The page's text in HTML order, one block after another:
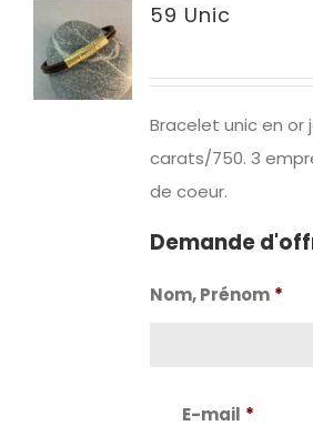
59 Unic
Bracelet unic en or
carats/750. 3
de coeur.
Demande
Nom, Prénom *
E-mail *